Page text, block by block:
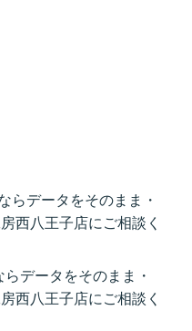
らデータをそのまま・
西八王子店にご相談く
データをそのまま・
西八王子店にご相談く